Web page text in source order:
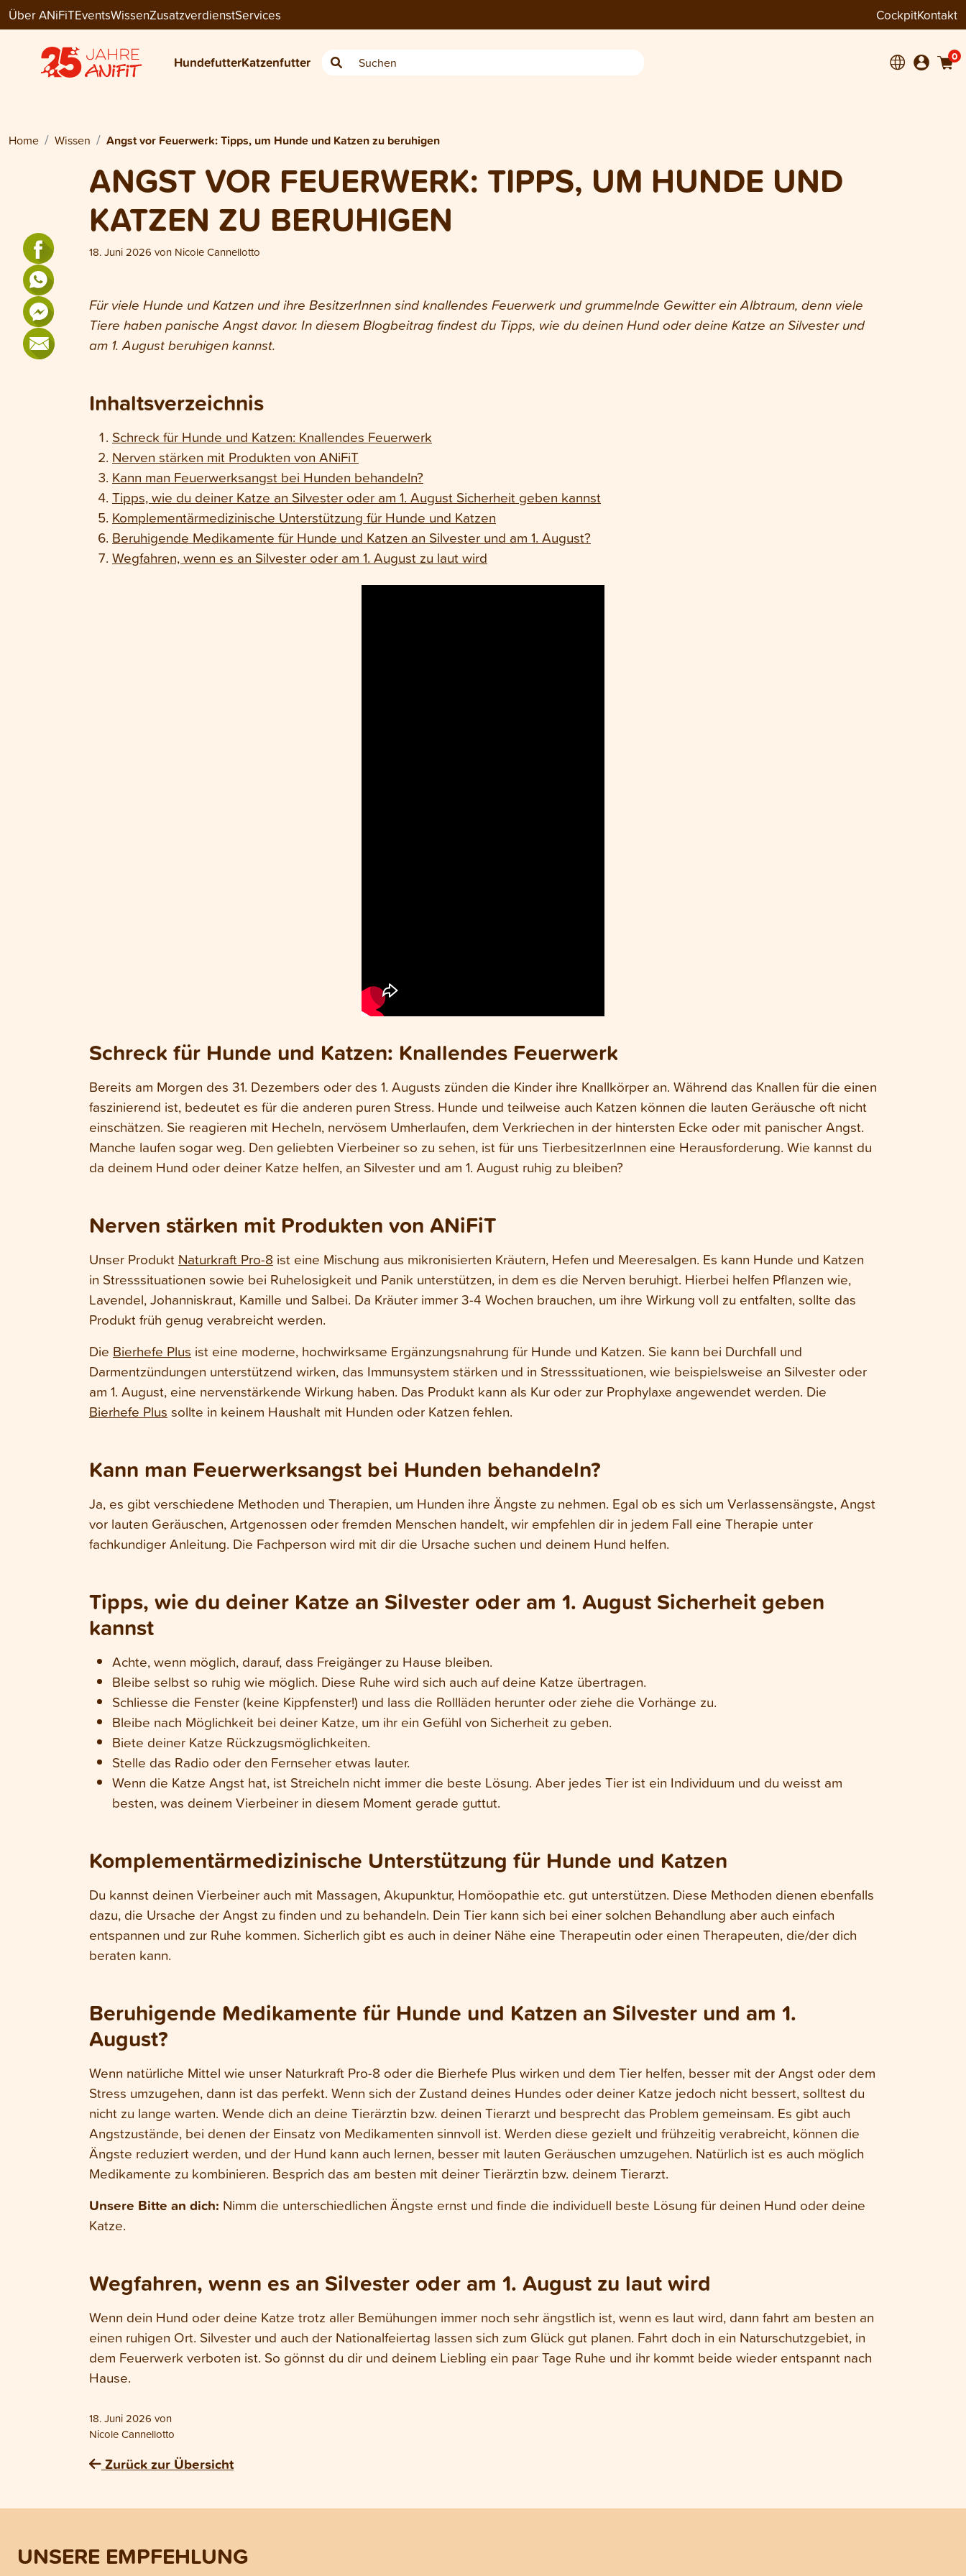
Über ANiFiTEventsWissenZusatzverdienstServices CockpitKontakt
HundefutterKatzenfutter 0
Home Wissen Angst vor Feuerwerk: Tipps, um Hunde und Katzen zu beruhigen
ANGST VOR FEUERWERK: TIPPS, UM HUNDE UND
KATZEN ZU BERUHIGEN
18. Juni 2026 von Nicole Cannellotto
Für viele Hunde und Katzen und ihre BesitzerInnen sind knallendes Feuerwerk und grummelnde Gewitter ein Albtraum, denn viele
Tiere haben panische Angst davor. In diesem Blogbeitrag findest du Tipps, wie du deinen Hund oder deine Katze an Silvester und
am 1. August beruhigen kannst.
Inhaltsverzeichnis
Schreck für Hunde und Katzen: Knallendes Feuerwerk
Nerven stärken mit Produkten von ANiFiT
Kann man Feuerwerksangst bei Hunden behandeln?
Tipps, wie du deiner Katze an Silvester oder am 1. August Sicherheit geben kannst
Komplementärmedizinische Unterstützung für Hunde und Katzen
Beruhigende Medikamente für Hunde und Katzen an Silvester und am 1. August?
Wegfahren, wenn es an Silvester oder am 1. August zu laut wird
Schreck für Hunde und Katzen: Knallendes Feuerwerk
Bereits am Morgen des 31. Dezembers oder des 1. Augusts zünden die Kinder ihre Knallkörper an. Während das Knallen für die einen
faszinierend ist, bedeutet es für die anderen puren Stress. Hunde und teilweise auch Katzen können die lauten Geräusche oft nicht
einschätzen. Sie reagieren mit Hecheln, nervösem Umherlaufen, dem Verkriechen in der hintersten Ecke oder mit panischer Angst.
Manche laufen sogar weg. Den geliebten Vierbeiner so zu sehen, ist für uns TierbesitzerInnen eine Herausforderung. Wie kannst du
da deinem Hund oder deiner Katze helfen, an Silvester und am 1. August ruhig zu bleiben?
Nerven stärken mit Produkten von ANiFiT
Unser Produkt Naturkraft Pro-8 ist eine Mischung aus mikronisierten Kräutern, Hefen und Meeresalgen. Es kann Hunde und Katzen
in Stresssituationen sowie bei Ruhelosigkeit und Panik unterstützen, in dem es die Nerven beruhigt. Hierbei helfen Pflanzen wie,
Lavendel, Johanniskraut, Kamille und Salbei. Da Kräuter immer 3-4 Wochen brauchen, um ihre Wirkung voll zu entfalten, sollte das
Produkt früh genug verabreicht werden.
Die Bierhefe Plus ist eine moderne, hochwirksame Ergänzungsnahrung für Hunde und Katzen. Sie kann bei Durchfall und
Darmentzündungen unterstützend wirken, das Immunsystem stärken und in Stresssituationen, wie beispielsweise an Silvester oder
am 1. August, eine nervenstärkende Wirkung haben. Das Produkt kann als Kur oder zur Prophylaxe angewendet werden. Die
Bierhefe Plus sollte in keinem Haushalt mit Hunden oder Katzen fehlen.
Kann man Feuerwerksangst bei Hunden behandeln?
Ja, es gibt verschiedene Methoden und Therapien, um Hunden ihre Ängste zu nehmen. Egal ob es sich um Verlassensängste, Angst
vor lauten Geräuschen, Artgenossen oder fremden Menschen handelt, wir empfehlen dir in jedem Fall eine Therapie unter
fachkundiger Anleitung. Die Fachperson wird mit dir die Ursache suchen und deinem Hund helfen.
Tipps, wie du deiner Katze an Silvester oder am 1. August Sicherheit geben
kannst
Achte, wenn möglich, darauf, dass Freigänger zu Hause bleiben.
Bleibe selbst so ruhig wie möglich. Diese Ruhe wird sich auch auf deine Katze übertragen.
Schliesse die Fenster (keine Kippfenster!) und lass die Rollläden herunter oder ziehe die Vorhänge zu.
Bleibe nach Möglichkeit bei deiner Katze, um ihr ein Gefühl von Sicherheit zu geben.
Biete deiner Katze Rückzugsmöglichkeiten.
Stelle das Radio oder den Fernseher etwas lauter.
Wenn die Katze Angst hat, ist Streicheln nicht immer die beste Lösung. Aber jedes Tier ist ein Individuum und du weisst am
besten, was deinem Vierbeiner in diesem Moment gerade guttut.
Komplementärmedizinische Unterstützung für Hunde und Katzen
Du kannst deinen Vierbeiner auch mit Massagen, Akupunktur, Homöopathie etc. gut unterstützen. Diese Methoden dienen ebenfalls
dazu, die Ursache der Angst zu finden und zu behandeln. Dein Tier kann sich bei einer solchen Behandlung aber auch einfach
entspannen und zur Ruhe kommen. Sicherlich gibt es auch in deiner Nähe eine Therapeutin oder einen Therapeuten, die/der dich
beraten kann.
Beruhigende Medikamente für Hunde und Katzen an Silvester und am 1.
August?
Wenn natürliche Mittel wie unser Naturkraft Pro-8 oder die Bierhefe Plus wirken und dem Tier helfen, besser mit der Angst oder dem
Stress umzugehen, dann ist das perfekt. Wenn sich der Zustand deines Hundes oder deiner Katze jedoch nicht bessert, solltest du
nicht zu lange warten. Wende dich an deine Tierärztin bzw. deinen Tierarzt und besprecht das Problem gemeinsam. Es gibt auch
Angstzustände, bei denen der Einsatz von Medikamenten sinnvoll ist. Werden diese gezielt und frühzeitig verabreicht, können die
Ängste reduziert werden, und der Hund kann auch lernen, besser mit lauten Geräuschen umzugehen. Natürlich ist es auch möglich
Medikamente zu kombinieren. Besprich das am besten mit deiner Tierärztin bzw. deinem Tierarzt.
Unsere Bitte an dich: Nimm die unterschiedlichen Ängste ernst und finde die individuell beste Lösung für deinen Hund oder deine
Katze.
Wegfahren, wenn es an Silvester oder am 1. August zu laut wird
Wenn dein Hund oder deine Katze trotz aller Bemühungen immer noch sehr ängstlich ist, wenn es laut wird, dann fahrt am besten an
einen ruhigen Ort. Silvester und auch der Nationalfeiertag lassen sich zum Glück gut planen. Fahrt doch in ein Naturschutzgebiet, in
dem Feuerwerk verboten ist. So gönnst du dir und deinem Liebling ein paar Tage Ruhe und ihr kommt beide wieder entspannt nach
Hause.
18. Juni 2026 von
Nicole Cannellotto
Zurück zur Übersicht
UNSERE EMPFEHLUNG